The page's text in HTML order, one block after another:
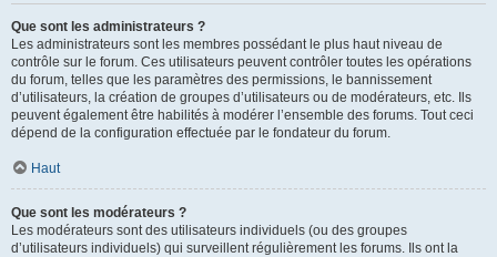
Que sont les administrateurs ?
Les administrateurs sont les membres possédant le plus haut niveau de
contrôle sur le forum. Ces utilisateurs peuvent contrôler toutes les opérations
du forum, telles que les paramètres des permissions, le bannissement
d’utilisateurs, la création de groupes d’utilisateurs ou de modérateurs, etc. Ils
peuvent également être habilités à modérer l’ensemble des forums. Tout ceci
dépend de la configuration effectuée par le fondateur du forum.
Haut
Que sont les modérateurs ?
Les modérateurs sont des utilisateurs individuels (ou des groupes
d’utilisateurs individuels) qui surveillent régulièrement les forums. Ils ont la